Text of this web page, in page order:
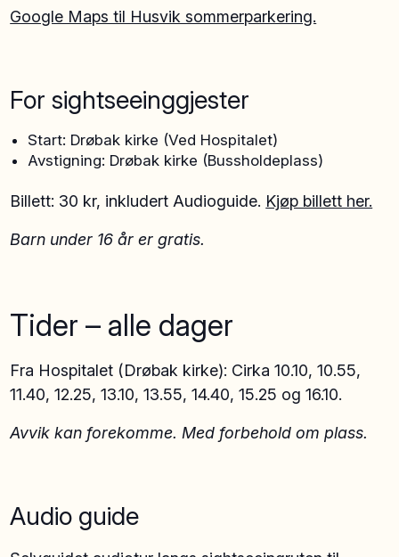
Google Maps til Husvik sommerparkering.
For sightseeinggjester
Start: Drøbak kirke (Ved Hospitalet)
Avstigning: Drøbak kirke (Bussholdeplass)
Billett: 30 kr, inkludert Audioguide. Kjøp billett her.
Barn under 16 år er gratis.
Tider – alle dager
Fra Hospitalet (Drøbak kirke): Cirka 10.10, 10.55,
11.40, 12.25, 13.10, 13.55, 14.40, 15.25 og 16.10.
Avvik kan forekomme. Med forbehold om plass.
Audio guide